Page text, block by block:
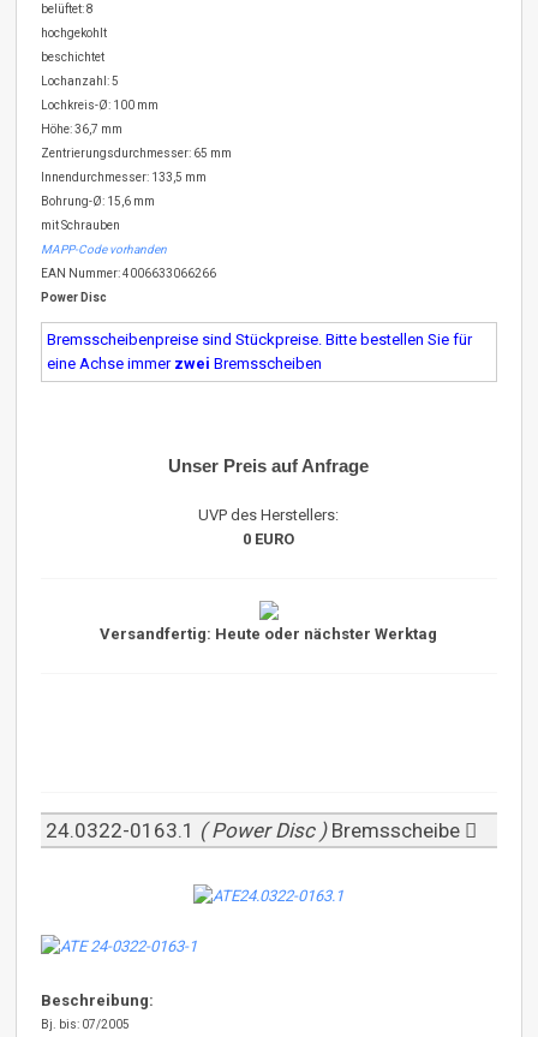
belüftet: 8
hochgekohlt
beschichtet
Lochanzahl: 5
Lochkreis-Ø: 100 mm
Höhe: 36,7 mm
Zentrierungsdurchmesser: 65 mm
Innendurchmesser: 133,5 mm
Bohrung-Ø: 15,6 mm
mit Schrauben
MAPP-Code vorhanden
EAN Nummer: 4006633066266
Power Disc
Bremsscheibenpreise sind Stückpreise. Bitte bestellen Sie für
eine Achse immer zwei Bremsscheiben
Unser Preis auf Anfrage
UVP des Herstellers:
0 EURO
Versandfertig: Heute oder nächster Werktag
24.0322-0163.1 ( Power Disc ) Bremsscheibe
Beschreibung:
Bj. bis: 07/2005